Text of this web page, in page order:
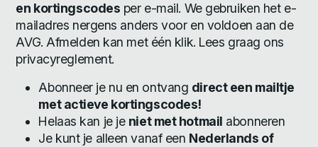
en kortingscodes per e-mail. We gebruiken het e-
mailadres nergens anders voor en voldoen aan de
AVG. Afmelden kan met één klik. Lees graag ons
privacyreglement.
Abonneer je nu en ontvang direct een mailtje
met actieve kortingscodes!
Helaas kan je je niet met hotmail abonneren
Je kunt je alleen vanaf een Nederlands of